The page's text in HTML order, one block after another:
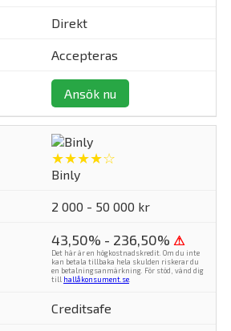
Direkt
Accepteras
Ansök nu
★★★★☆
Binly
2 000 - 50 000 kr
43,50% - 236,50% ⚠
Det här är en högkostnadskredit. Om du inte
kan betala tillbaka hela skulden riskerar du
en betalningsanmärkning. För stöd, vänd dig
till hallåkonsument.se
Creditsafe